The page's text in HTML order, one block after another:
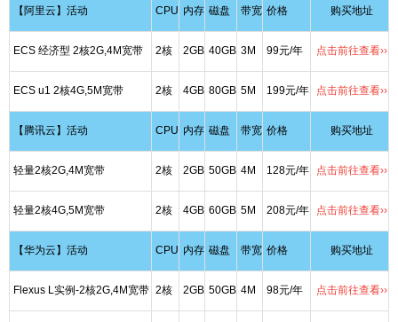
【阿里云】活动 CPU 内存 磁盘 带宽 价格 购买地址
ECS 经济型 2核2G,4M宽带 2核 2GB 40GB 3M 99元/年 点击前往查看››
ECS u1 2核4G,5M宽带 2核 4GB 80GB 5M 199元/年 点击前往查看››
【腾讯云】活动 CPU 内存 磁盘 带宽 价格 购买地址
轻量2核2G,4M宽带 2核 2GB 50GB 4M 128元/年 点击前往查看››
轻量2核4G,5M宽带 2核 4GB 60GB 5M 208元/年 点击前往查看››
【华为云】活动 CPU 内存 磁盘 带宽 价格 购买地址
Flexus L实例-2核2G,4M宽带 2核 2GB 50GB 4M 98元/年 点击前往查看››